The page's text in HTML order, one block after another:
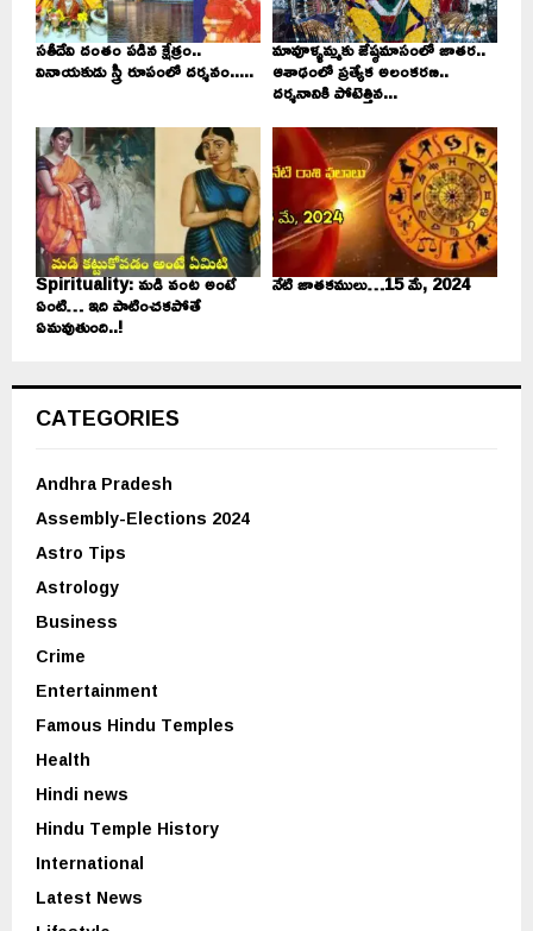
సతీదేవి దంతం పడిన క్షేత్రం..
వినాయకుడు స్త్రీ రూపంలో దర్శనం.....
మావూళ్ళమ్మకు జేష్ఠమాసంలో జాతర..
ఆశాఢంలో ప్రత్యేక అలంకరణ..
దర్శనానికి పోటెత్తిన...
Spirituality: మడి వంట అంటే
ఏంటి… ఇది పాటించకపోతే
ఏమవుతుంది..!
నేటి జాతకములు…15 మే, 2024
CATEGORIES
Andhra Pradesh
Assembly-Elections 2024
Astro Tips
Astrology
Business
Crime
Entertainment
Famous Hindu Temples
Health
Hindi news
Hindu Temple History
International
Latest News